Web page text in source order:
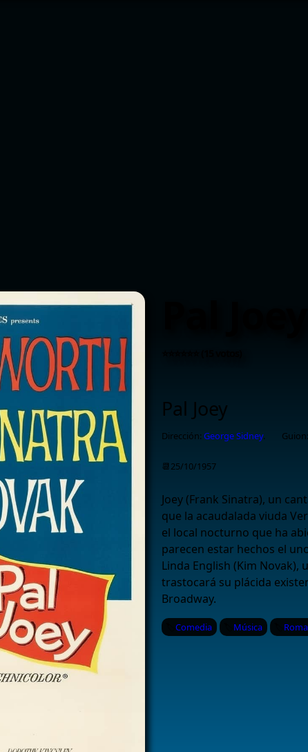
Pal Joey
Dirección: George Sidney.
📆25/10/1957
Joey (Frank Sinatra), un
que la acaudalada viuda
el local nocturno que ha
parecen estar hechos el
Linda English (Kim Novak),
trastocará su plácida
Broadway.
Comedia Música